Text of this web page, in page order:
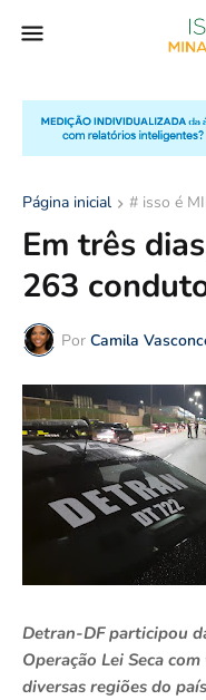
Página inicial # isso é
Em três
263
Por Camila
Detran-DF participou
Operação Lei Seca
diversas regiões do país